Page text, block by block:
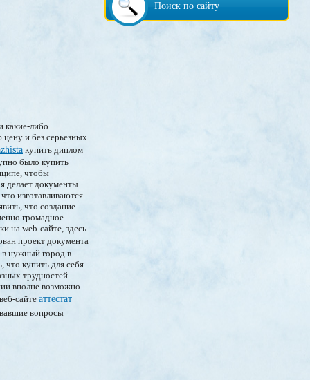
Поиск по сайту
какие-либо
цену и без серьезных
купить диплом
было купить
чтобы
делает документы
изготавливаются
что создание
громадное
на web-сайте, здесь
проект документа
в нужный город в
что купить для себя
трудностей.
вполне возможно
сайте аттестат
вопросы